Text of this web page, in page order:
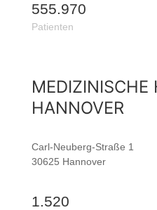
555.970
Patienten
MEDIZINISCHE
HANNOVER
Carl-Neuberg-Straße 1
30625 Hannover
1.520